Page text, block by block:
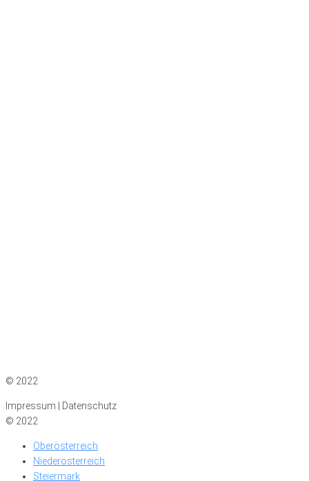
© 2022
Impressum | Datenschutz
© 2022
Oberösterreich
Niederösterreich
Steiermark